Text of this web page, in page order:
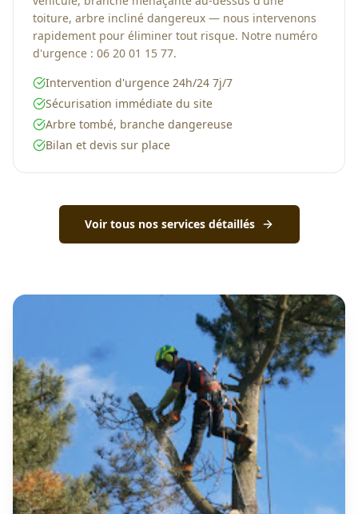
toiture, arbre incliné dangereux — nous intervenons
rapidement pour éliminer tout risque. Notre numéro
d'urgence : 06 20 01 15 77.
Intervention d'urgence 24h/24 7j/7
Sécurisation immédiate du site
Arbre tombé, branche dangereuse
Bilan et devis sur place
Voir tous nos services détaillés